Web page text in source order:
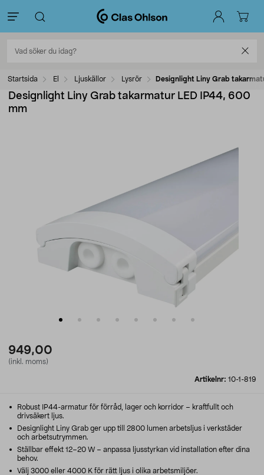
Startsida El Ljuskällor Lysrör Designlight Liny Grab
Designlight Liny Grab takarmatur LED IP44, 600
mm
949,00
(inkl. moms)
Artikelnr: 10-1-819
Robust IP44-armatur för förråd, lager och korridor – kraftfullt och
drivsäkert ljus.
Designlight Liny Grab ger upp till 2800 lumen arbetsljus i verkstäder
och arbetsutrymmen.
Ställbar effekt 12–20 W – anpassa ljusstyrkan vid installation efter dina
behov.
Välj 3000 eller 4000 K för rätt ljus i olika arbetsmiljöer.